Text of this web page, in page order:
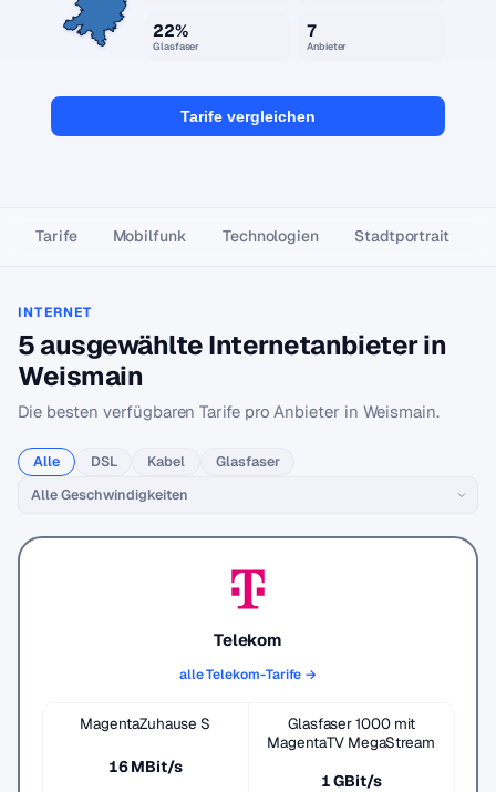
22%
Glasfaser
7
Anbieter
Tarife vergleichen
Tarife Mobilfunk Technologien Stadtportrait
INTERNET
5 ausgewählte Internetanbieter in
Weismain
Die besten verfügbaren Tarife pro Anbieter in Weismain.
Alle DSL Kabel Glasfaser
Telekom
alle Telekom-Tarife →
MagentaZuhause S
16 MBit/s
Glasfaser 1000 mit
MagentaTV MegaStream
1 GBit/s